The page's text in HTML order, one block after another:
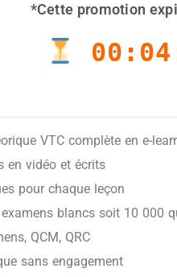
*Cette promotion
VTC complète en e-
en vidéo et écrits
pour chaque leçon
blancs soit 10 000
QCM, QRC
sans engagement